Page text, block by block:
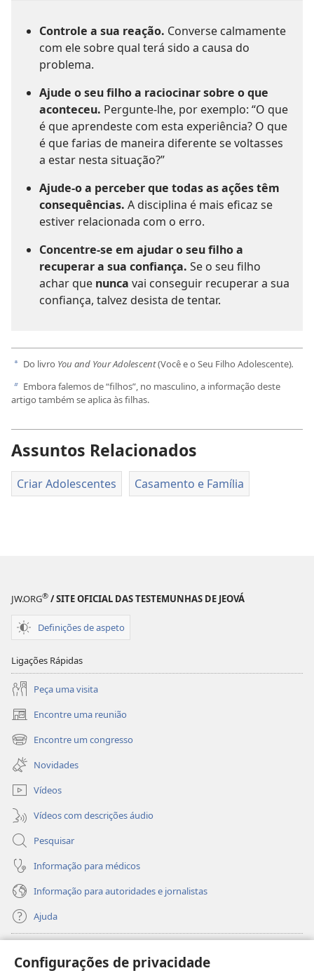
Configurações de privacidade
Controle a sua reação. Converse calmamente
com ele sobre qual terá sido a causa do
problema.
Ajude o seu filho a raciocinar sobre o que
aconteceu. Pergunte-lhe, por exemplo: “O que
é que aprendeste com esta experiência? O que
é que farias de maneira diferente se voltasses
a estar nesta situação?”
Ajude-o a perceber que todas as ações têm
consequências. A disciplina é mais eficaz se
estiver relacionada com o erro.
Concentre-se em ajudar o seu filho a
recuperar a sua confiança. Se o seu filho
achar que nunca vai conseguir recuperar a sua
confiança, talvez desista de tentar.
a Do livro You and Your Adolescent(Você e o Seu Filho Adolescente).
b Embora falemos de “filhos”, no masculino, a informação deste
artigo também se aplica às filhas.
Assuntos Relacionados
Criar Adolescentes Casamento e Família
JW.ORG® / SITE OFICIAL DAS TESTEMUNHAS DE JEOVÁ
Definições de aspeto
Ligações Rápidas
Peça uma visita
Encontre uma reunião
(abre
uma
nova
janela)
Encontre um congresso
(abre
uma
nova
janela)
Novidades
Vídeos
Vídeos com descrições áudio
Pesquisar
Informação para médicos
Informação para autoridades e jornalistas
Ajuda
(abre